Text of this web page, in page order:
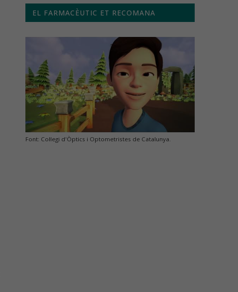
EL FARMACÈUTIC ET RECOMANA
Font: Col·legi d'Òptics i Optometristes de Catalunya.